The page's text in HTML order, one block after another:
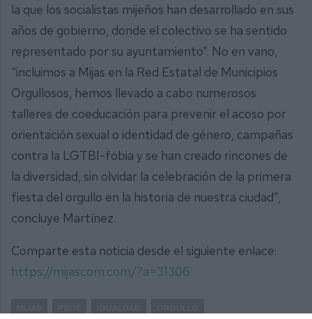
la que los socialistas mijeños han desarrollado en sus
años de gobierno, donde el colectivo se ha sentido
representado por su ayuntamiento”. No en vano,
“incluimos a Mijas en la Red Estatal de Municipios
Orgullosos, hemos llevado a cabo numerosos
talleres de coeducación para prevenir el acoso por
orientación sexual o identidad de género, campañas
contra la LGTBI-fobia y se han creado rincones de
la diversidad, sin olvidar la celebración de la primera
fiesta del orgullo en la historia de nuestra ciudad”,
concluye Martínez.
Comparte esta noticia desde el siguiente enlace:
https://mijascom.com/?a=31306